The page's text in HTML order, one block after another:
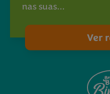
nas suas…
Ver